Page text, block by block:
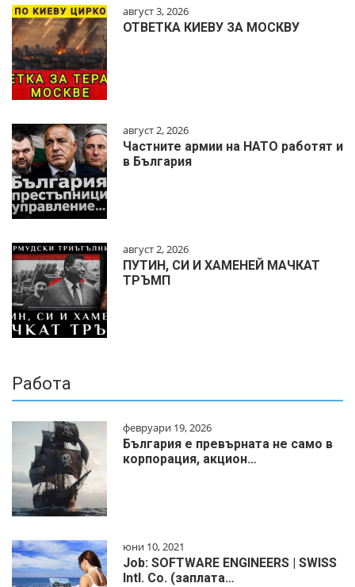
август 3, 2026
ОТВЕТКА КИЕВУ ЗА МОСКВУ
август 2, 2026
Частните армии на НАТО работят и
в България
август 2, 2026
ПУТИН, СИ И ХАМЕНЕЙ МАЧКАТ
ТРЪМП
Работа
февруари 19, 2026
България е превърната не само в
корпорация, акцион…
юни 10, 2021
Job: SOFTWARE ENGINEERS | SWISS
Intl. Co. (заплата…